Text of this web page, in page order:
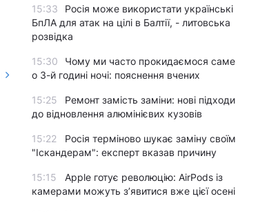
15:33
Росія може використати українські
БпЛА для атак на цілі в Балтії, - литовська
розвідка
15:30
Чому ми часто прокидаємося саме
о 3-й годині ночі: пояснення вчених
15:25
Ремонт замість заміни: нові підходи
до відновлення алюмінієвих кузовів
15:22
Росія терміново шукає заміну своїм
"Іскандерам": експерт вказав причину
15:15
Apple готує революцію: AirPods із
камерами можуть з’явитися вже цієї осені